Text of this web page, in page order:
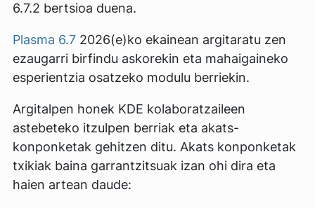
6.7.2 bertsioa duena.
Plasma 6.7 2026(e)ko ekainean argitaratu zen
ezaugarri birfindu askorekin eta mahaigaineko
esperientzia osatzeko modulu berriekin.
Argitalpen honek KDE kolaboratzaileen
astebeteko itzulpen berriak eta akats-
konponketak gehitzen ditu. Akats konponketak
txikiak baina garrantzitsuak izan ohi dira eta
haien artean daude: